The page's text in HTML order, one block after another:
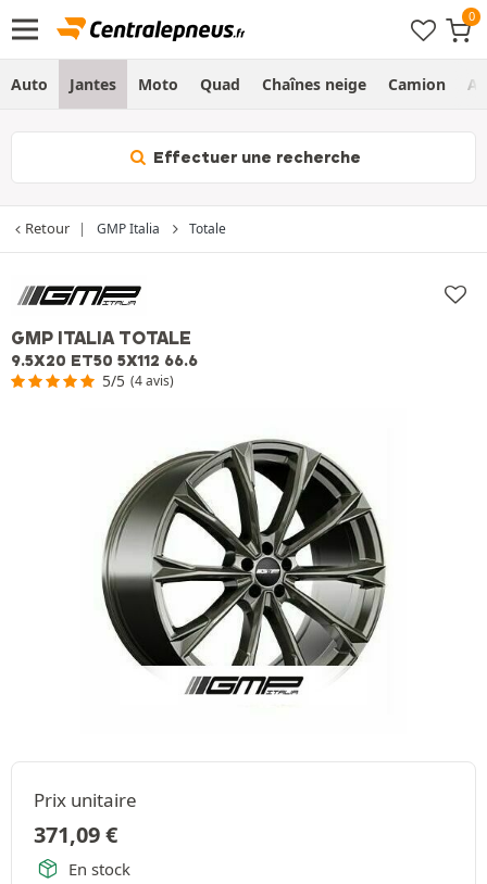
Auto Jantes Moto Quad Chaînes neige Camion
Effectuer une recherche
Retour GMP Italia Totale
GMP ITALIA TOTALE
9.5X20 ET50 5X112 66.6
5/5 (4 avis)
Prix unitaire
371,09€
En stock